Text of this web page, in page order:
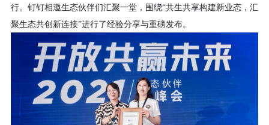
行。钉钉相邀生态伙伴们汇聚一堂，围绕“共生共享构建新业态，汇
聚生态共创新连接”进行了经验分享与重磅发布。